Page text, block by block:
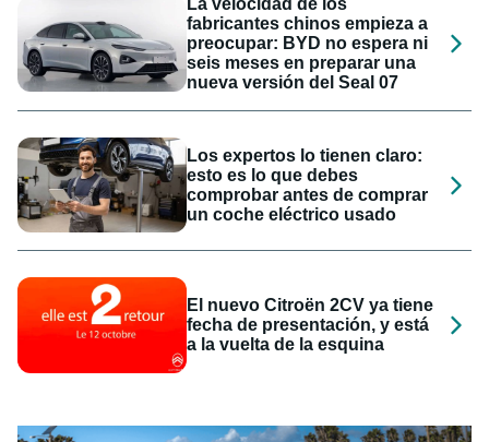
La velocidad de los
fabricantes chinos empieza a
preocupar: BYD no espera ni
seis meses en preparar una
nueva versión del Seal 07
Los expertos lo tienen claro:
esto es lo que debes
comprobar antes de comprar
un coche eléctrico usado
El nuevo Citroën 2CV ya tiene
fecha de presentación, y está
a la vuelta de la esquina